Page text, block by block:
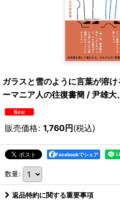
ガラスと雪のように言葉が溶
ーマニア人の往復書簡 / 尹雄大
販売価格: 1,760円(税込)
Facebookでシェア
数量:
返品特約に関する重要事項